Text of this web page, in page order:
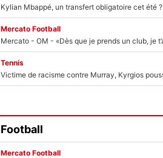
Kylian Mbappé, un transfert obligatoire cet été ?
Mercato Football
Tennis
Football
Mercato Football